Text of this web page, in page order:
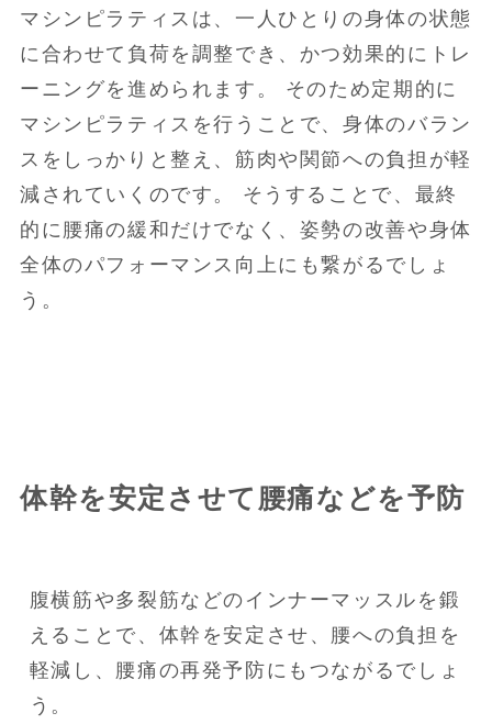
マシンピラティスは、一人ひとりの身体の状態
に合わせて負荷を調整でき、かつ効果的にトレ
ーニングを進められます。 そのため定期的に
マシンピラティスを行うことで、身体のバラン
スをしっかりと整え、筋肉や関節への負担が軽
減されていくのです。 そうすることで、最終
的に腰痛の緩和だけでなく、姿勢の改善や身体
全体のパフォーマンス向上にも繋がるでしょ
う。
体幹を安定させて腰痛などを予防
腹横筋や多裂筋などのインナーマッスルを鍛
えることで、体幹を安定させ、腰への負担を
軽減し、腰痛の再発予防にもつながるでしょ
う。